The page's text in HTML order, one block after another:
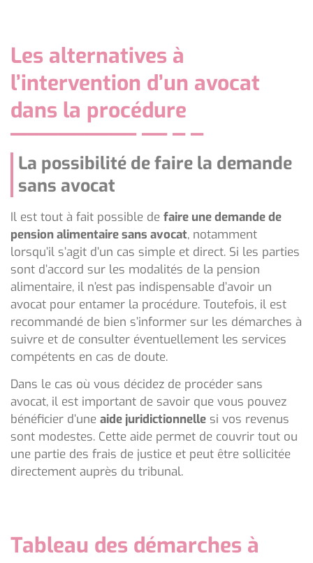
Les alternatives à
l’intervention d’un avocat
dans la procédure
La possibilité de faire la demande
sans avocat
Il est tout à fait possible de faire une demande de
pension alimentaire sans avocat, notamment
lorsqu’il s’agit d’un cas simple et direct. Si les parties
sont d’accord sur les modalités de la pension
alimentaire, il n’est pas indispensable d’avoir un
avocat pour entamer la procédure. Toutefois, il est
recommandé de bien s’informer sur les démarches à
suivre et de consulter éventuellement les services
compétents en cas de doute.
Dans le cas où vous décidez de procéder sans
avocat, il est important de savoir que vous pouvez
bénéficier d’une aide juridictionnelle si vos revenus
sont modestes. Cette aide permet de couvrir tout ou
une partie des frais de justice et peut être sollicitée
directement auprès du tribunal.
Tableau des démarches à